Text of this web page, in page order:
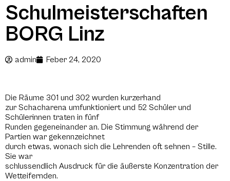
Schulmeisterschaften
BORG Linz
admin Feber 24, 2020
Die Räume 301 und 302 wurden kurzerhand
zur Schacharena umfunktioniert und 52 Schüler und
Schülerinnen traten in fünf
Runden gegeneinander an. Die Stimmung während der
Partien war gekennzeichnet
durch etwas, wonach sich die Lehrenden oft sehnen – Stille.
Sie war
schlussendlich Ausdruck für die äußerste Konzentration der
Wetteifernden.